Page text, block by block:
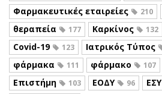
Φαρμακευτικές εταιρείες 210
θεραπεία 177 Καρκίνος 132
Covid-19 123 Ιατρικός Τύπος
φάρμακα 111 φάρμακο 107
Επιστήμη 103 ΕΟΔΥ 96 ΕΣΥ